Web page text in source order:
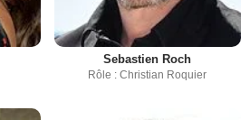
Sebastien Roch
Rôle : Christian Roquier